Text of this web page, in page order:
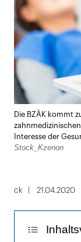
Die BZÄK kommt
Interesse der
Stock_Kzenon
ck 21.04.2020